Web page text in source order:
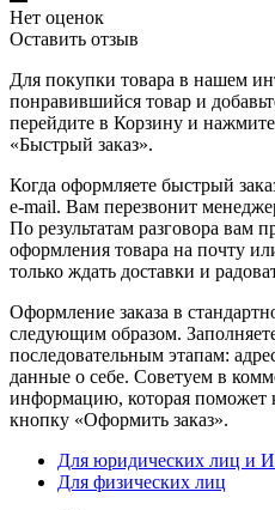
Нет оценок
Оставить отзыв
Для покупки товара в нашем
понравившийся товар и
перейдите в Корзину и
«Быстрый заказ».
Когда оформляете быстрый
e-mail. Вам перезвонит
По результатам разговора вам
оформления товара на почту
только ждать доставки и
Оформление заказа в
следующим образом.
последовательным этапам:
данные о себе. Советуем в
информацию, которая поможет
кнопку «Оформить заказ».
Для юридических лиц и
Для физических лиц